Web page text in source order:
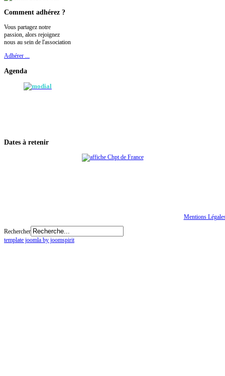
Comment adhérez ?
Vous partagez notre
passion, alors rejoignez
nous au sein de l'association
Adhérer ...
Agenda
Dates à retenir
Mentions
Rechercher
template joomla by joomspirit